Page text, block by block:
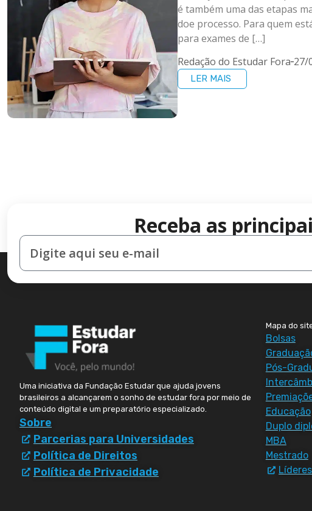
é também uma das etapas
doe processo. Para quem
para exames de […]
Redação do Estudar Fora 27/
LER MAIS
Receba as
Uma iniciativa da Fundação Estudar que ajuda jovens
brasileiros a alcançarem o sonho de estudar fora por meio de
conteúdo digital e um preparatório especializado.
Sobre
Parcerias para Universidades
Política de Direitos
Política de Privacidade
Mapa do
Bolsas
Pós-
Educação
Duplo
MBA
Mestrado
Líderes